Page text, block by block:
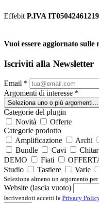
Effebit P.IVA IT05042461219
Vuoi essere aggiornato sulle
Iscriviti alla Newsletter
Email *
Argomenti di interesse *
Seleziona uno o più argomenti...
Categorie del plugin
Novità
Offerte
Categorie prodotto
Amplificazione
Archi
Bundle
Cavi
DEMO
Fiati
Studio
Tastiere Varie
Seleziona almeno un argomento
Website (lascia vuoto)
Iscrivendoti accetti la Privacy